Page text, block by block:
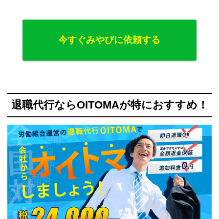
今すぐみやびに依頼する
退職代行ならOITOMAが特におすすめ！